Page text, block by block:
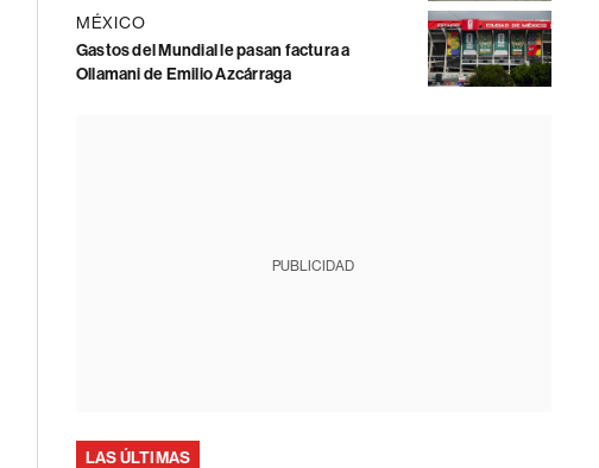
MÉXICO
Gastos del Mundial le pasan factura a
Ollamani de Emilio Azcárraga
PUBLICIDAD
LAS ÚLTIMAS